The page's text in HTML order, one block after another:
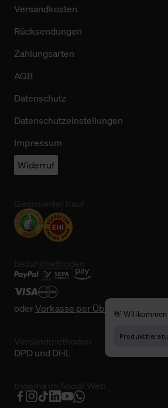
Versandkosten
Rücksendungen
Zahlungsarten
AGB
Datenschutz
Datenschutzeinstellungen
Impressum
Widerruf
oderVorkasse per Überweisung
DPD und DHL